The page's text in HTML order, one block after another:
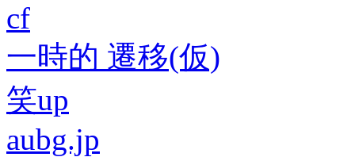
cf
一時的 遷移(仮)
笑up
aubg.jp